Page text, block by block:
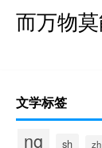
而万物莫
文学标签
ng sh zh